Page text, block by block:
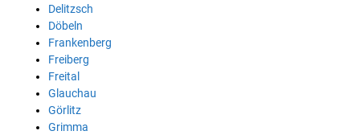
Delitzsch
Döbeln
Frankenberg
Freiberg
Freital
Glauchau
Görlitz
Grimma